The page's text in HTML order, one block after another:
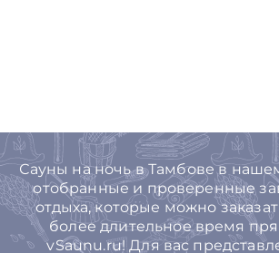
Сауны на ночь в Тамбове в
отобранные и проверенные
отдыха, которые можно
более длительное время
vSaunu.ru! Для вас